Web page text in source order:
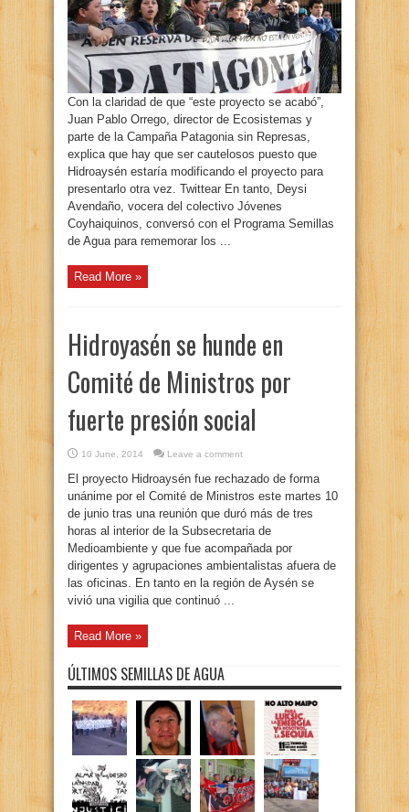
Con la claridad de que “este proyecto se acabó”,
Juan Pablo Orrego, director de Ecosistemas y
parte de la Campaña Patagonia sin Represas,
explica que hay que ser cautelosos puesto que
Hidroaysén estaría modificando el proyecto para
presentarlo otra vez. Twittear En tanto, Deysi
Avendaño, vocera del colectivo Jóvenes
Coyhaiquinos, conversó con el Programa Semillas
de Agua para rememorar los ...
Read More »
Hidroyasén se hunde en
Comité de Ministros por
fuerte presión social
10 June, 2014 Leave a comment
El proyecto Hidroaysén fue rechazado de forma
unánime por el Comité de Ministros este martes 10
de junio tras una reunión que duró más de tres
horas al interior de la Subsecretaria de
Medioambiente y que fue acompañada por
dirigentes y agrupaciones ambientalistas afuera de
las oficinas. En tanto en la región de Aysén se
vivió una vigilia que continuó ...
Read More »
ÚLTIMOS SEMILLAS DE AGUA